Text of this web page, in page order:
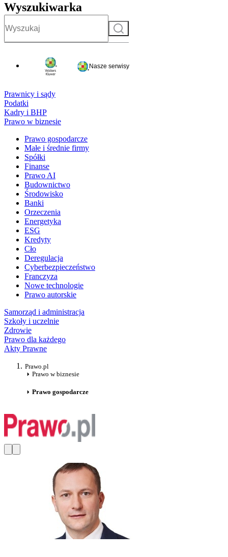
Wyszukiwarka
Szukaj
Nasze serwisy
Prawnicy i sądy
Podatki
Kadry i BHP
Prawo w biznesie
Prawo gospodarcze
Małe i średnie firmy
Spółki
Finanse
Prawo AI
Budownictwo
Środowisko
Banki
Orzeczenia
Energetyka
ESG
Kredyty
Cło
Deregulacja
Cyberbezpieczeństwo
Franczyza
Nowe technologie
Prawo autorskie
Samorząd i administracja
Szkoły i uczelnie
Zdrowie
Prawo dla każdego
Akty Prawne
Prawo.pl
Prawo w biznesie
Prawo gospodarcze